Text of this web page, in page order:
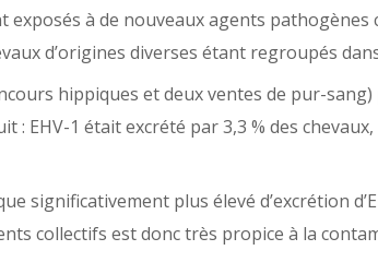
à de nouveaux agents pathogènes
d’origines diverses étant regroupés
hippiques et deux ventes de pur-
1 était excrété par 3,3 % des chevaux,
significativement plus élevé d’excrétion
collectifs est donc très propice à la